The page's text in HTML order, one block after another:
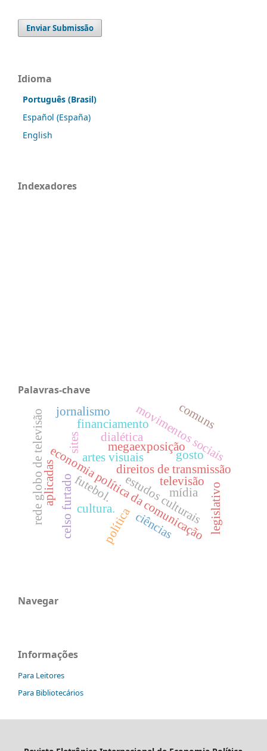
Enviar Submissão
Idioma
Português (Brasil)
Español (España)
English
Indexadores
Palavras-chave
economia política da comunicação
direitos de transmissão
rede globo de televisão futebol. estudos culturais
artes visuais
megaexposição
dialética
gosto
celso furtado cultura.
movimentos sociais
legislativo
sites
política
televisão
mídia
financiamento
ciências
aplicadas
jornalismo comuns
Navegar
Informações
Para Leitores
Para Bibliotecários